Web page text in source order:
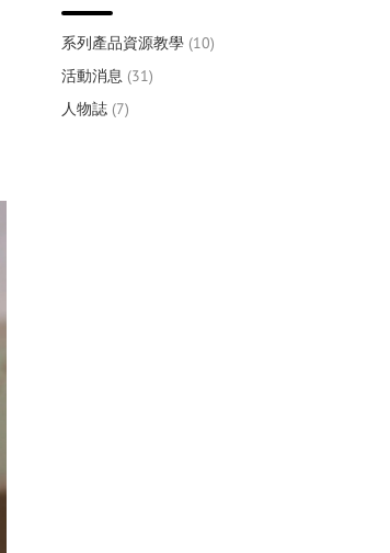
系列產品資源教學 (10)
活動消息 (31)
人物誌 (7)